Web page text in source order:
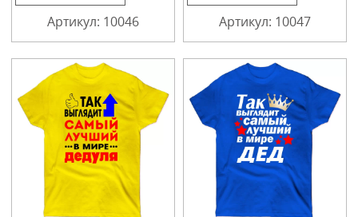
Артикул: 10046 Артикул: 10047